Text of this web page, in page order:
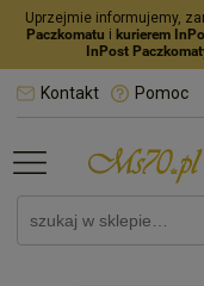
Uprzejmie informujemy,
Paczkomatu i kurierem
InPost
Kontakt Pomoc